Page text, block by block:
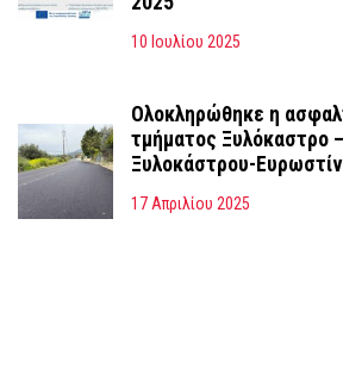
10 Ιουλίου 2025
Ολοκληρώθηκε η
τμήματος Ξυλόκαστρο
Ξυλοκάστρου-
17 Απριλίου 2025